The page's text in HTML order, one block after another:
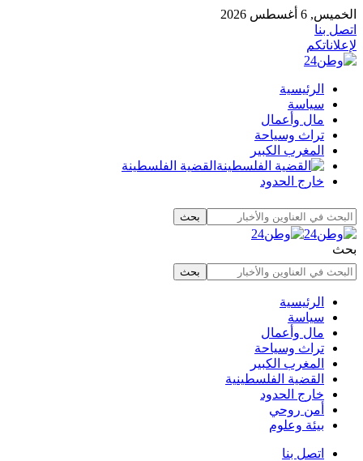
الخميس, 6 أغسطس 2026
اتصل بنا
لإعلاناتكم
الرئيسية
سياسة
مال وأعمال
تراث وسياحة
المغرب الكبير
القضية الفلسطينة
خارج الحدود
بحث
الرئيسية
سياسة
مال وأعمال
تراث وسياحة
المغرب الكبير
القضية الفلسطينية
خارج الحدود
أمن روحي
بيئة وعلوم
اتصل بنا